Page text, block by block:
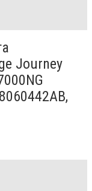
Journey